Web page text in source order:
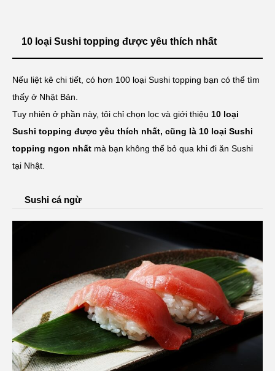
10 loại Sushi topping được yêu thích nhất
Nếu liệt kê chi tiết, có hơn 100 loại Sushi topping bạn có thể tìm
thấy ở Nhật Bản.
Tuy nhiên ở phần này, tôi chỉ chọn lọc và giới thiệu 10 loại
Sushi topping được yêu thích nhất, cũng là 10 loại Sushi
topping ngon nhất mà bạn không thể bỏ qua khi đi ăn Sushi
tại Nhật.
Sushi cá ngừ